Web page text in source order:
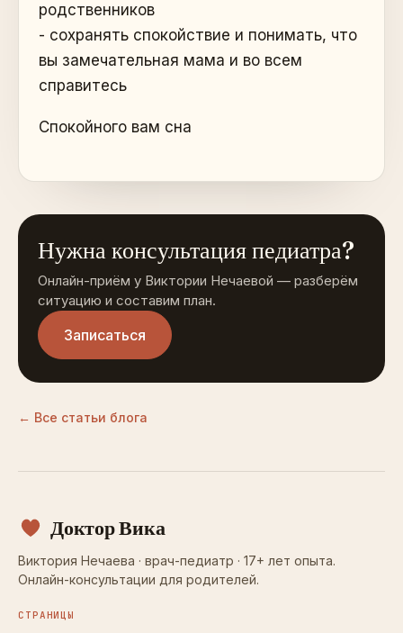
родственников
- сохранять спокойствие и понимать, что
вы замечательная мама и во всем
справитесь
Спокойного вам сна
Нужна консультация педиатра?
Онлайн-приём у Виктории Нечаевой — разберём
ситуацию и составим план.
Записаться
← Все статьи блога
Доктор Вика
Виктория Нечаева · врач-педиатр · 17+ лет опыта.
Онлайн-консультации для родителей.
СТРАНИЦЫ